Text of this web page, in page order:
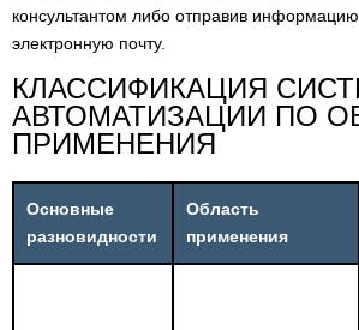
Пассивные датчики Датчик NTC тип
(сквозной)
Прочие аксессуары для SPKT*
Пассивные датчики Датчик NTC тип
(иммитатор)
Пассивные датчики Датчик PTC
Пассивные датчики Датчик Pt1000
консультантом либо отправив
электронную почту.
КЛАССИФИКАЦИЯ
АВТОМАТИЗАЦИИ ПО
ПРИМЕНЕНИЯ
Основные
разновидности
Область
применения